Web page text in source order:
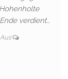
verdient…
Aus